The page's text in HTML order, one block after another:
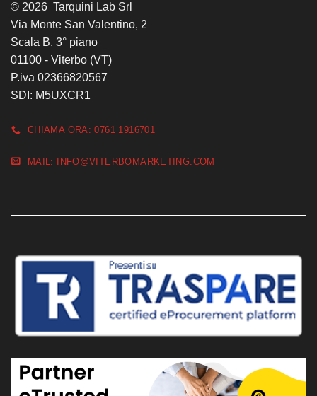
© 2026 Tarquini Lab Srl
Via Monte San Valentino, 2
Scala B, 3° piano
01100 - Viterbo (VT)
P.iva 02366820567
SDI: M5UXCR1
CHIAMA ORA: 0761 1916701
MAIL: INFO@VITERBOMARKETING.COM